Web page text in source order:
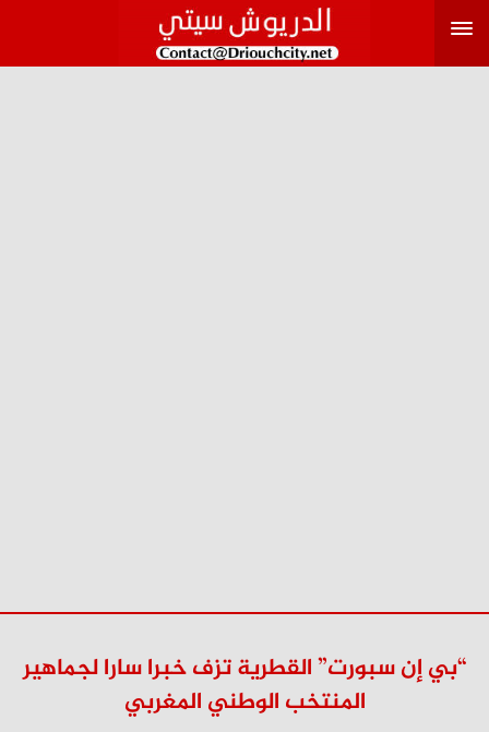
“بي إن سبورت” القطرية تزف خبرا سارا لجماهير
المنتخب الوطني المغربي